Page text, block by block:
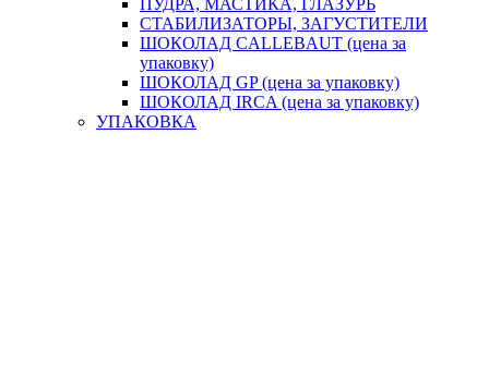
ПУДРА, МАСТИКА, ГЛАЗУРЬ
СТАБИЛИЗАТОРЫ, ЗАГУСТИТЕЛИ
ШОКОЛАД CALLEBAUT (цена за
упаковку)
ШОКОЛАД GP (цена за упаковку)
ШОКОЛАД IRCA (цена за упаковку)
УПАКОВКА